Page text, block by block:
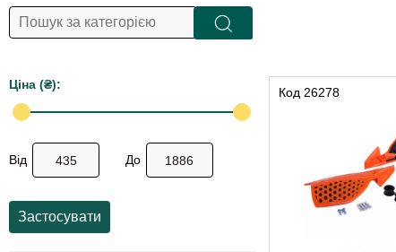
Цiна (₴):
Від До
Застосувати
Код 26278